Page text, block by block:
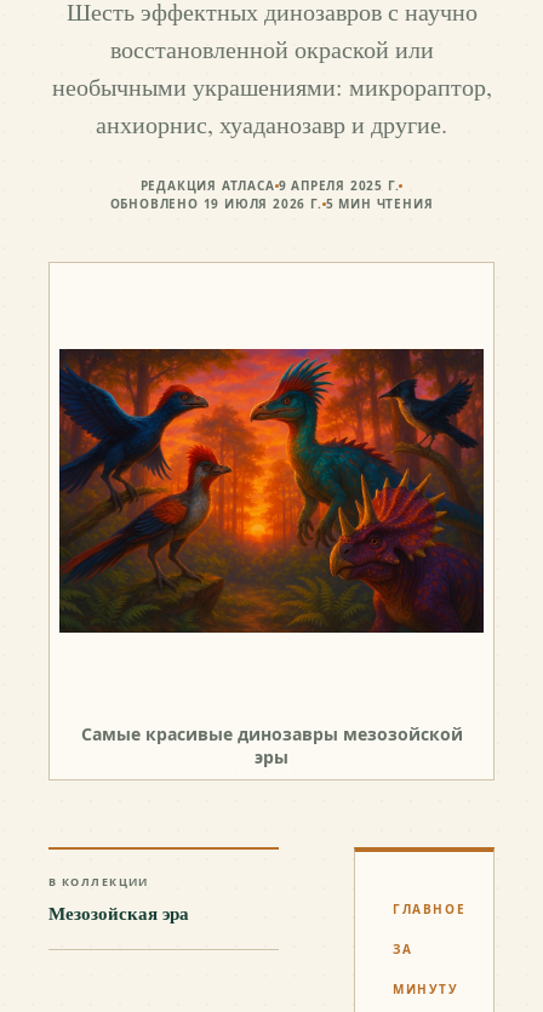
Шесть эффектных динозавров с научно
восстановленной окраской или
необычными украшениями: микрораптор,
анхиорнис, хуаданозавр и другие.
РЕДАКЦИЯ АТЛАСА 9 АПРЕЛЯ 2025 Г.
ОБНОВЛЕНО 19 ИЮЛЯ 2026 Г. 5 МИН ЧТЕНИЯ
Самые красивые динозавры мезозойской
эры
В КОЛЛЕКЦИИ
Мезозойская эра ГЛАВНОЕ
ЗА
МИНУТУ